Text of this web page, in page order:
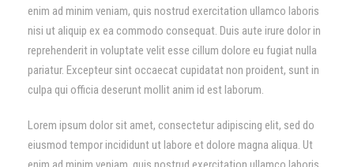
enim ad minim veniam, quis nostrud exercitation ullamco laboris
nisi ut aliquip ex ea commodo consequat. Duis aute irure dolor in
reprehenderit in voluptate velit esse cillum dolore eu fugiat nulla
pariatur. Excepteur sint occaecat cupidatat non proident, sunt in
culpa qui officia deserunt mollit anim id est laborum.
Lorem ipsum dolor sit amet, consectetur adipiscing elit, sed do
eiusmod tempor incididunt ut labore et dolore magna aliqua. Ut